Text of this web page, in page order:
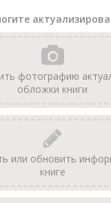
фотографию
обложки книги
или обновить
книге